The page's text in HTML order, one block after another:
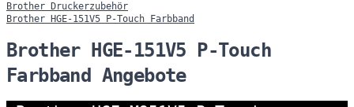
Brother Druckerzubehör
Brother HGE-151V5 P-Touch Farbband
Brother HGE-151V5 P-Touch
Farbband Angebote